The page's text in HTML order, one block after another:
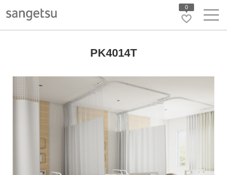
0
PK4014T